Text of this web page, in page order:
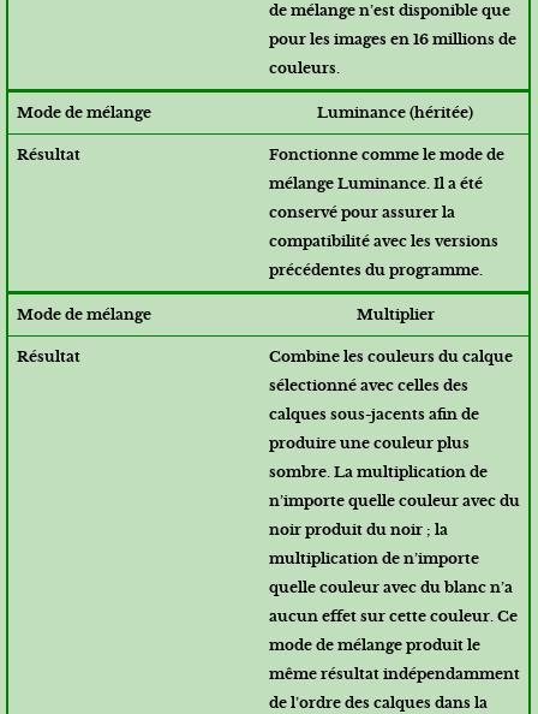
de mélange n’est disponible que
pour les images en 16 millions de
couleurs.
Luminance (héritée)
Fonctionne comme le mode de
mélange Luminance. Il a été
conservé pour assurer la
compatibilité avec les versions
précédentes du programme.
Multiplier
Combine les couleurs du calque
sélectionné avec celles des
calques sous-jacents afin de
produire une couleur plus
sombre. La multiplication de
n’importe quelle couleur avec du
noir produit du noir ; la
multiplication de n’importe
quelle couleur avec du blanc n’a
aucun effet sur cette couleur. Ce
mode de mélange produit le
même résultat indépendamment
de l’ordre des calques dans la